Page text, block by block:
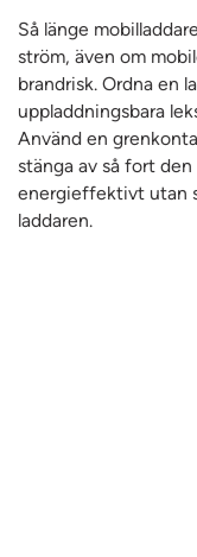
Så länge
ström, även om
brandrisk. Ordna en
uppladdningsbara
Använd en
stänga av så fort
energieffektivt utan
laddaren.